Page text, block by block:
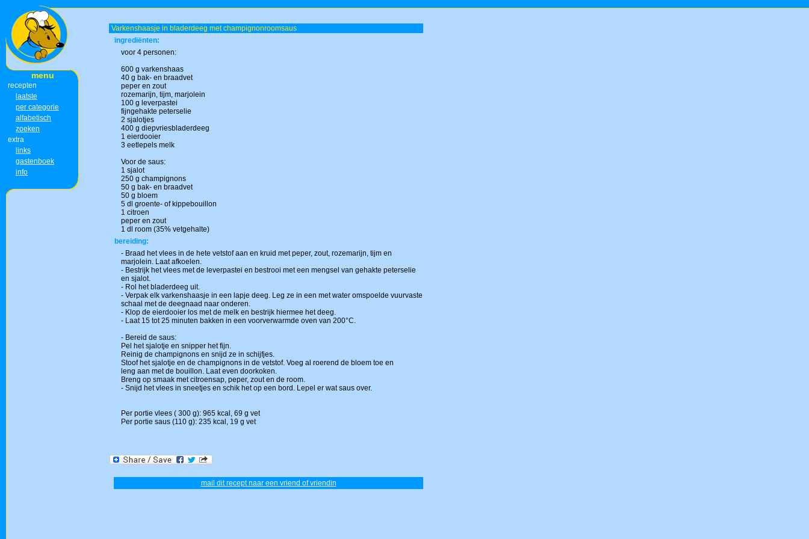
menu
recepten
laatste
per categorie
alfabetisch
zoeken
extra
links
gastenboek
info
Varkenshaasje in bladerdeeg met champignonroomsaus
ingrediënten:
voor 4 personen:
600 g varkenshaas
40 g bak- en braadvet
peper en zout
rozemarijn, tijm, marjolein
100 g leverpastei
fijngehakte peterselie
2 sjalotjes
400 g diepvriesbladerdeeg
1 eierdooier
3 eetlepels melk
Voor de saus:
1 sjalot
250 g champignons
50 g bak- en braadvet
50 g bloem
5 dl groente- of kippebouillon
1 citroen
peper en zout
1 dl room (35% vetgehalte)
bereiding:
- Braad het vlees in de hete vetstof aan en kruid met peper, zout, rozemarijn, tijm en
marjolein. Laat afkoelen.
- Bestrijk het vlees met de leverpastei en bestrooi met een mengsel van gehakte peterselie
en sjalot.
- Rol het bladerdeeg uit.
- Verpak elk varkenshaasje in een lapje deeg. Leg ze in een met water omspoelde vuurvaste
schaal met de deegnaad naar onderen.
- Klop de eierdooier los met de melk en bestrijk hiermee het deeg.
- Laat 15 tot 25 minuten bakken in een voorverwarmde oven van 200°C.
- Bereid de saus:
Pel het sjalotje en snipper het fijn.
Reinig de champignons en snijd ze in schijfjes.
Stoof het sjalotje en de champignons in de vetstof. Voeg al roerend de bloem toe en
leng aan met de bouillon. Laat even doorkoken.
Breng op smaak met citroensap, peper, zout en de room.
- Snijd het vlees in sneetjes en schik het op een bord. Lepel er wat saus over.
Per portie vlees ( 300 g): 965 kcal, 69 g vet
Per portie saus (110 g): 235 kcal, 19 g vet
mail dit recept naar een vriend of vriendin